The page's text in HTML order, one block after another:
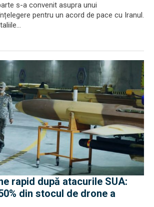
s-a convenit asupra unui
pentru un acord de pace cu Iranul.
rapid după atacurile SUA:
din stocul de drone a